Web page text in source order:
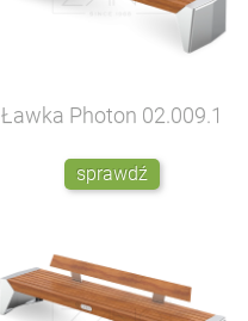
Ławka Photon 02.009.1
sprawdź